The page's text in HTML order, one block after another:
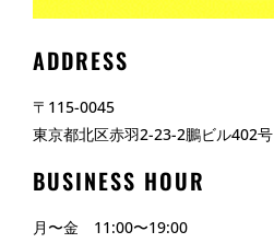
ADDRESS
〒115-0045
東京都北区赤羽2-23-2鵬ビル402号
BUSINESS HOUR
月〜金 11:00〜19:00